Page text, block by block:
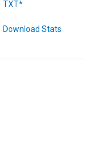
TXT*
Download Stats